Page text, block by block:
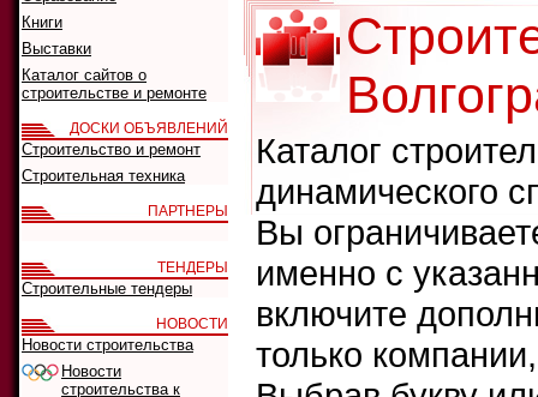
Каталог
динамического
Вы
именно с
включите
только
Книги
Выставки
Каталог сайтов о
строительстве и ремонте
ДОСКИ ОБЪЯВЛЕНИЙ
Строительство и ремонт
Строительная техника
ПАРТНЕРЫ
ТЕНДЕРЫ
Строительные тендеры
НОВОСТИ
Новости строительства
Новости
строительства к